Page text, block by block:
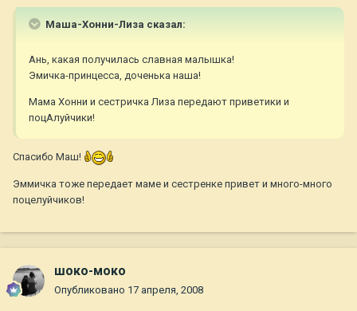
Маша-Хонни-Лиза сказал:
Ань, какая получилась славная малышка!
Эмичка-принцесса, доченька наша!
Мама Хонни и сестричка Лиза передают приветики и
поцАлуйчики!
Спасибо Маш!
Эммичка тоже передает маме и сестренке привет и много-много
поцелуйчиков!
шоко-моко
Опубликовано 17 апреля, 2008